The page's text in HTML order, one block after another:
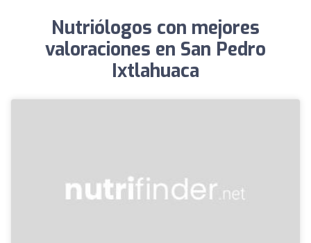
Nutriólogos con mejores
valoraciones en San Pedro
Ixtlahuaca